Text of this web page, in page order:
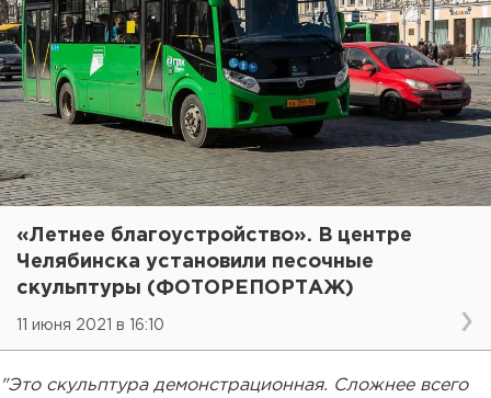
«Летнее благоустройство». В центре
Челябинска установили песочные
скульптуры (ФОТОРЕПОРТАЖ)
11 июня 2021 в 16:10
"Это скульптура демонстрационная. Сложнее всего